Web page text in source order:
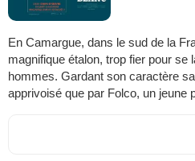
En Camargue, dans le sud de la
magnifique étalon, trop fier pour se
hommes. Gardant son caractère
apprivoisé que par Folco, un jeune